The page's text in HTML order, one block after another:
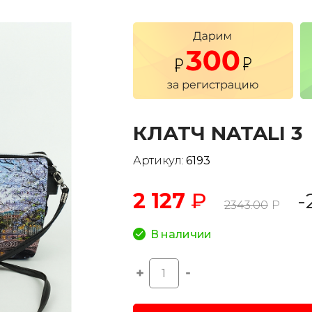
КЛАТЧ NATALI 3
Артикул: 6193
2 127 ₽ 2343.00 Р -
В наличии